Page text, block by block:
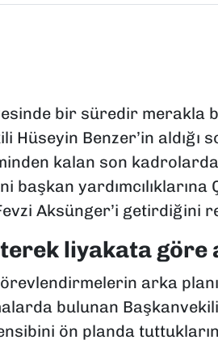
bir süredir merakla
Hüseyin Benzer’in
kalan son
başkan yardımcılıklarına
Aksünger’i getirdiğini
liyakata göre
arka
bulunan
ön planda